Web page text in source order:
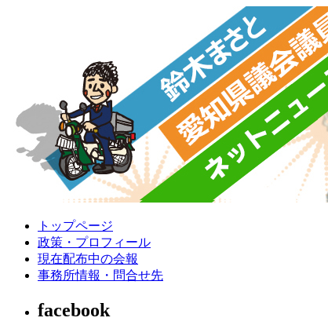
トップページ
政策・プロフィール
現在配布中の会報
事務所情報・問合せ先
facebook